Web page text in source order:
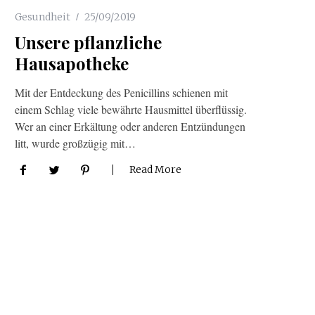
Gesundheit 25/09/2019
Unsere pflanzliche
Hausapotheke
Mit der Entdeckung des Penicillins schienen mit
einem Schlag viele bewährte Hausmittel überflüssig.
Wer an einer Erkältung oder anderen Entzündungen
litt, wurde großzügig mit…
Read More